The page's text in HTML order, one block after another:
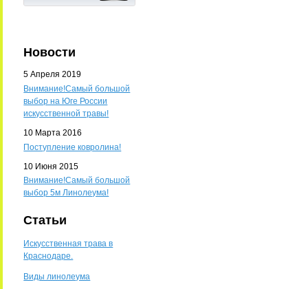
Новости
5 Апреля 2019
Внимание!Самый большой
выбор на Юге России
искусственной травы!
10 Марта 2016
Поступление ковролина!
10 Июня 2015
Внимание!Самый большой
выбор 5м Линолеума!
Статьи
Искусственная трава в
Краснодаре.
Виды линолеума